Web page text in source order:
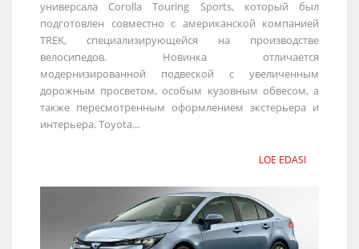
универсала Corolla Touring Sports, который был
подготовлен совместно с американской компанией
TREK, специализирующейся на производстве
велосипедов. Новинка отличается
модернизированной подвеской с увеличенным
дорожным просветом, особым кузовным обвесом, а
также пересмотренным оформлением экстерьера и
интерьера. Toyota...
LOE EDASI